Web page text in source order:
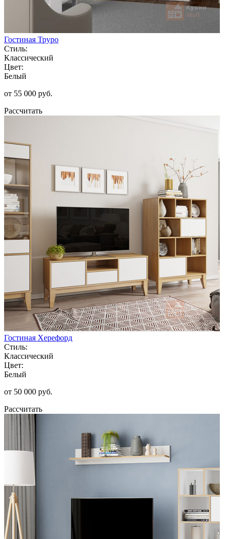
Гостиная Труро
Стиль:
Классический
Цвет:
Белый
от 55 000 руб.
Рассчитать
Гостиная Херефорд
Стиль:
Классический
Цвет:
Белый
от 50 000 руб.
Рассчитать